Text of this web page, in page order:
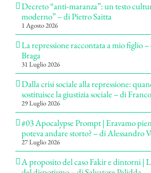
Decreto “anti-maranza”: un testo
moderno” – di Pietro Saitta
1 Agosto 2026
La repressione raccontata a mio figlio
Braga
31 Luglio 2026
Dalla crisi sociale alla repressione:
sostituisce la giustizia sociale – di
29 Luglio 2026
#03 Apocalypse Prompt | Eravamo
poteva andare storto? – di Alessandro
27 Luglio 2026
A proposito del caso Fakir e dintorni |